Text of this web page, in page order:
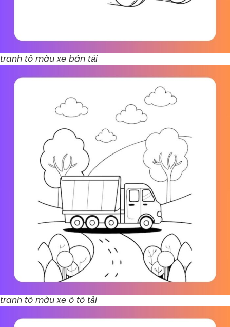
tranh tô màu xe bán tải
tranh tô màu xe ô tô tải